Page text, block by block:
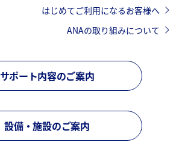
はじめてご利用になるお客様へ
ANAの取り組みについて
サポート内容のご案内
設備・施設のご案内